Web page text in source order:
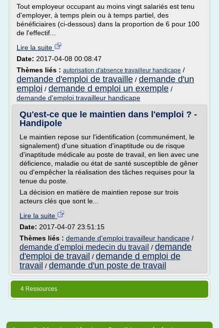
Tout employeur occupant au moins vingt salariés est tenu
d'employer, à temps plein ou à temps partiel, des
bénéficiaires (ci-dessous) dans la proportion de 6 pour 100
de l'effectif...
Lire la suite
Date: 2017-04-08 00:08:47
Thèmes liés : autorisation d'absence travailleur handicape /
demande d'emploi de travaille / demande d'un
emploi / demande d emploi un exemple /
demande d'emploi travailleur handicape
Qu'est-ce que le maintien dans l'emploi ? -
Handipole
Le maintien repose sur l'identification (communément, le
signalement) d'une situation d'inaptitude ou de risque
d'inaptitude médicale au poste de travail, en lien avec une
déficience, maladie ou état de santé susceptible de gêner
ou d'empêcher la réalisation des tâches requises pour la
tenue du poste.
La décision en matière de maintien repose sur trois
acteurs clés que sont le...
Lire la suite
Date: 2017-04-07 23:51:15
Thèmes liés : demande d'emploi travailleur handicape /
demande d'emploi medecin du travail / demande
d'emploi de travail / demande d emploi de
travail / demande d'un poste de travail
4 Ressources